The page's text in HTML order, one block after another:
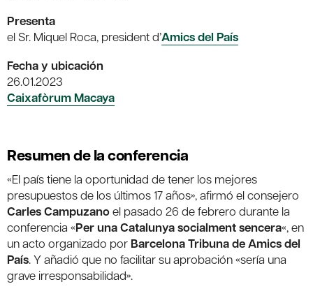
Presenta
el Sr. Miquel Roca, president d’Amics del País
Fecha y ubicación
26.01.2023
Caixafòrum Macaya
Resumen de la conferencia
«El país tiene la oportunidad de tener los mejores
presupuestos de los últimos 17 años», afirmó el consejero
Carles Campuzanoel pasado 26 de febrero durante la
conferencia «Per una Catalunya socialment sencera«, en
un acto organizado por Barcelona Tribuna de Amics del
País. Y añadió que no facilitar su aprobación «sería una
grave irresponsabilidad».